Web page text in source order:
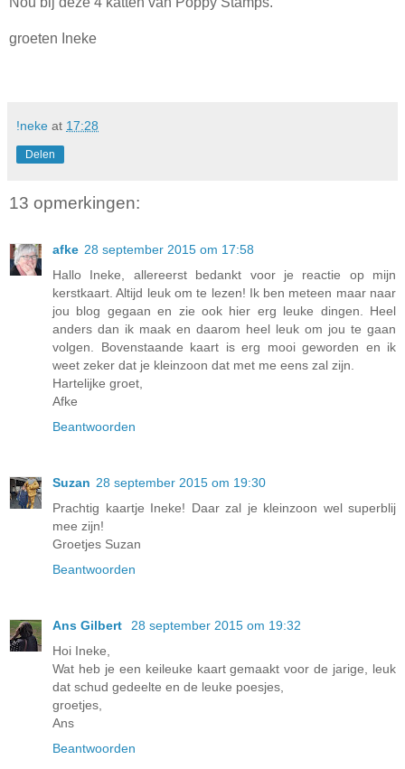
groeten Ineke
!neke at 17:28
Delen
13 opmerkingen:
afke 28 september 2015 om 17:58
Hallo Ineke, allereerst bedankt voor je reactie op mijn
kerstkaart. Altijd leuk om te lezen! Ik ben meteen maar naar
jou blog gegaan en zie ook hier erg leuke dingen. Heel
anders dan ik maak en daarom heel leuk om jou te gaan
volgen. Bovenstaande kaart is erg mooi geworden en ik
weet zeker dat je kleinzoon dat met me eens zal zijn.
Hartelijke groet,
Afke
Beantwoorden
Suzan 28 september 2015 om 19:30
Prachtig kaartje Ineke! Daar zal je kleinzoon wel superblij
mee zijn!
Groetjes Suzan
Beantwoorden
Ans Gilbert
28 september 2015 om 19:32
Hoi Ineke,
Wat heb je een keileuke kaart gemaakt voor de jarige, leuk
dat schud gedeelte en de leuke poesjes,
groetjes,
Ans
Beantwoorden